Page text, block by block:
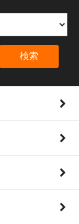
検索